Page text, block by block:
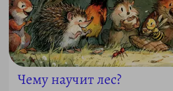
Чему научит лес?